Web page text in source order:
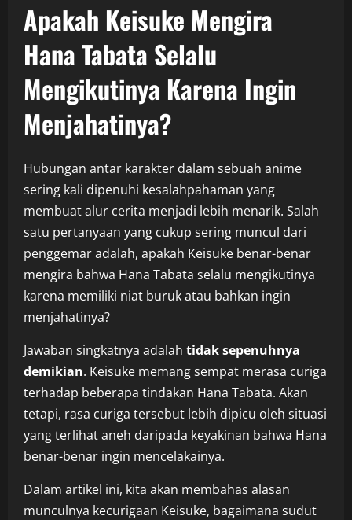
Apakah Keisuke Mengira
Hana Tabata Selalu
Mengikutinya Karena Ingin
Menjahatinya?
Hubungan antar karakter dalam sebuah anime
sering kali dipenuhi kesalahpahaman yang
membuat alur cerita menjadi lebih menarik. Salah
satu pertanyaan yang cukup sering muncul dari
penggemar adalah, apakah Keisuke benar-benar
mengira bahwa Hana Tabata selalu mengikutinya
karena memiliki niat buruk atau bahkan ingin
menjahatinya?
Jawaban singkatnya adalah tidak sepenuhnya
demikian. Keisuke memang sempat merasa curiga
terhadap beberapa tindakan Hana Tabata. Akan
tetapi, rasa curiga tersebut lebih dipicu oleh situasi
yang terlihat aneh daripada keyakinan bahwa Hana
benar-benar ingin mencelakainya.
Dalam artikel ini, kita akan membahas alasan
munculnya kecurigaan Keisuke, bagaimana sudut